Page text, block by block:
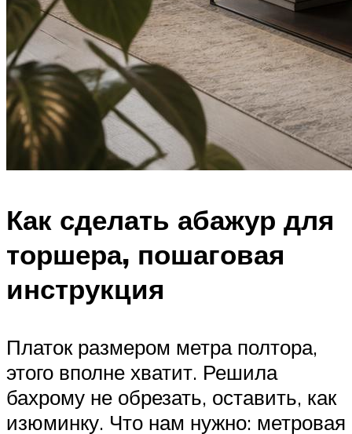
Как сделать абажур для
торшера, пошаговая
инструкция
Платок размером метра полтора,
этого вполне хватит. Решила
бахрому не обрезать, оставить, как
изюминку. Что нам нужно: метровая